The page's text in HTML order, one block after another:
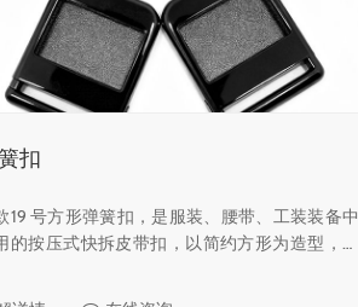
扣
19 号方形弹簧扣，是服装、腰带、工装装备中
的按压式快拆皮带扣，以简约方形为造型，亮
饰的热门五金配件。✨ 核心产品亮点亮面黑高